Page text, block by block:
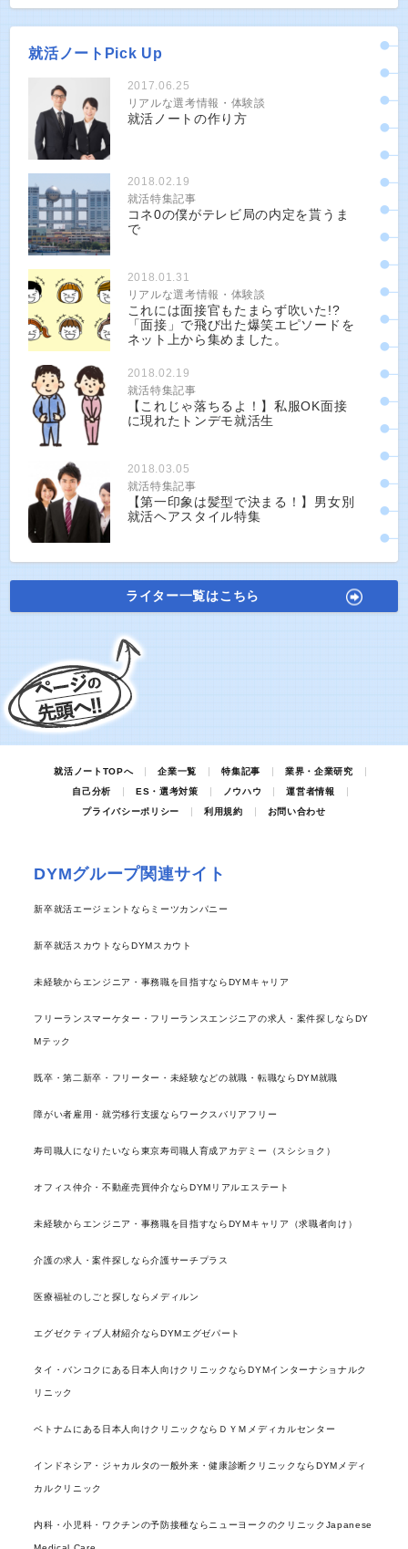
就活ノートPick Up
2017.06.25
リアルな選考情報・体験談
就活ノートの作り方
2018.02.19
就活特集記事
コネ0の僕がテレビ局の内定を貰うま
で
2018.01.31
リアルな選考情報・体験談
これには面接官もたまらず吹いた!?
「面接」で飛び出た爆笑エピソードを
ネット上から集めました。
2018.02.19
就活特集記事
【これじゃ落ちるよ！】私服OK面接
に現れたトンデモ就活生
2018.03.05
就活特集記事
【第一印象は髪型で決まる！】男女別
就活ヘアスタイル特集
ライター一覧はこちら
就活ノートTOPへ 企業一覧 特集記事
業界・企業研究
自己分析
ES・選考対策 ノウハウ
運営者情報
プライバシーポリシー
利用規約 お問い合わせ
DYMグループ関連サイト
新卒就活エージェントならミーツカンパニー
新卒就活スカウトならDYMスカウト
未経験からエンジニア・事務職を目指すならDYMキャリア
フリーランスマーケター・フリーランスエンジニアの求人・案件探しならDY
Mテック
既卒・第二新卒・フリーター・未経験などの就職・転職ならDYM就職
障がい者雇用・就労移行支援ならワークスバリアフリー
寿司職人になりたいなら東京寿司職人育成アカデミー（スシショク）
オフィス仲介・不動産売買仲介ならDYMリアルエステート
未経験からエンジニア・事務職を目指すならDYMキャリア（求職者向け）
介護の求人・案件探しなら介護サーチプラス
医療福祉のしごと探しならメディルン
エグゼクティブ人材紹介ならDYMエグゼパート
タイ・バンコクにある日本人向けクリニックならDYMインターナショナルク
リニック
ベトナムにある日本人向けクリニックならＤＹＭメディカルセンター
インドネシア・ジャカルタの一般外来・健康診断クリニックならDYMメディ
カルクリニック
内科・小児科・ワクチンの予防接種ならニューヨークのクリニックJapanese